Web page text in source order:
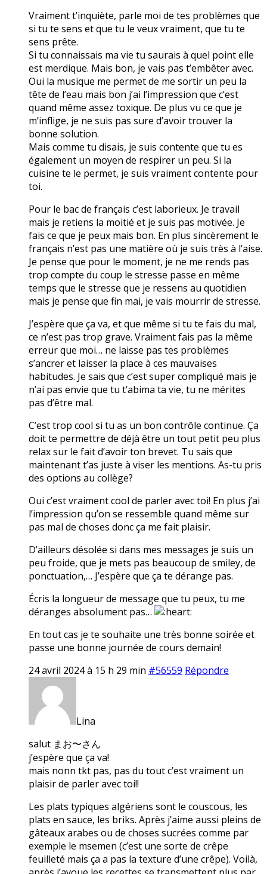
Vraiment t’inquiète, parle moi de tes problèmes que
si tu te sens et que tu le veux vraiment, que tu te
sens prête.
Si tu connaissais ma vie tu saurais à quel point elle
est merdique. Mais bon, je vais pas t’embêter avec.
Oui la musique me permet de me sortir un peu la
tête de l’eau mais bon j’ai l’impression que c’est
quand même assez toxique. De plus vu ce que je
m’inflige, je ne suis pas sure d’avoir trouver la
bonne solution.
Mais comme tu disais, je suis contente que tu es
également un moyen de respirer un peu. Si la
cuisine te le permet, je suis vraiment contente pour
toi.
Pour le bac de français c’est laborieux. Je travail
mais je retiens la moitié et je suis pas motivée. Je
fais ce que je peux mais bon. En plus sincèrement le
français n’est pas une matière où je suis très à l’aise.
Je pense que pour le moment, je ne me rends pas
trop compte du coup le stresse passe en même
temps que le stresse que je ressens au quotidien
mais je pense que fin mai, je vais mourrir de stresse.
J’espère que ça va, et que même si tu te fais du mal,
ce n’est pas trop grave. Vraiment fais pas la même
erreur que moi… ne laisse pas tes problèmes
s’ancrer et laisser la place à ces mauvaises
habitudes. Je sais que c’est super compliqué mais je
n’ai pas envie que tu t’abima ta vie, tu ne mérites
pas d’être mal.
C’est trop cool si tu as un bon contrôle continue. Ça
doit te permettre de déjà être un tout petit peu plus
relax sur le fait d’avoir ton brevet. Tu sais que
maintenant t’as juste à viser les mentions. As-tu pris
des options au collège?
Oui c’est vraiment cool de parler avec toi! En plus j’ai
l’impression qu’on se ressemble quand même sur
pas mal de choses donc ça me fait plaisir.
D’ailleurs désolée si dans mes messages je suis un
peu froide, que je mets pas beaucoup de smiley, de
ponctuation,… J’espère que ça te dérange pas.
Écris la longueur de message que tu peux, tu me
déranges absolument pas…
En tout cas je te souhaite une très bonne soirée et
passe une bonne journée de cours demain!
24 avril 2024 à 15 h 29 min #56559 Répondre
Lina
salut まお〜さん
j’espère que ça va!
mais nonn tkt pas, pas du tout c’est vraiment un
plaisir de parler avec toi!!
Les plats typiques algériens sont le couscous, les
plats en sauce, les briks. Après j’aime aussi pleins de
gâteaux arabes ou de choses sucrées comme par
exemple le msemen (c’est une sorte de crêpe
feuilleté mais ça a pas la texture d’une crêpe). Voilà,